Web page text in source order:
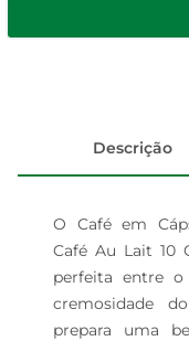
Descrição
O Café em
Café Au Lait 10
perfeita entre
cremosidade
prepara uma